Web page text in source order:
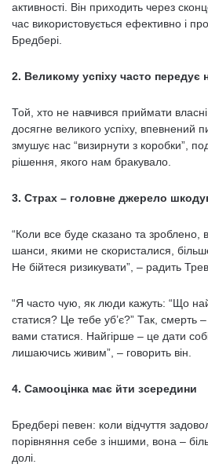
активності. Він приходить через
час використовується ефективно і
Бредбері.
2. Великому успіху часто передує
Той, хто не навчився приймати
досягне великого успіху, впевнений
змушує нас “визирнути з коробки”,
рішення, якого нам бракувало.
3. Страх – головне джерело
“Коли все буде сказано та зроблено,
шанси, якими не скористалися,
Не бійтеся ризикувати”, – радить
“Я часто чую, як люди кажуть: “Що
статися? Це тебе уб’є?” Так,
вами статися. Найгірше – це дати
лишаючись живим”, – говорить він.
4. Самооцінка має йти зсередини
Бредбері певен: коли відчуття
порівняння себе з іншими, вона –
долі.